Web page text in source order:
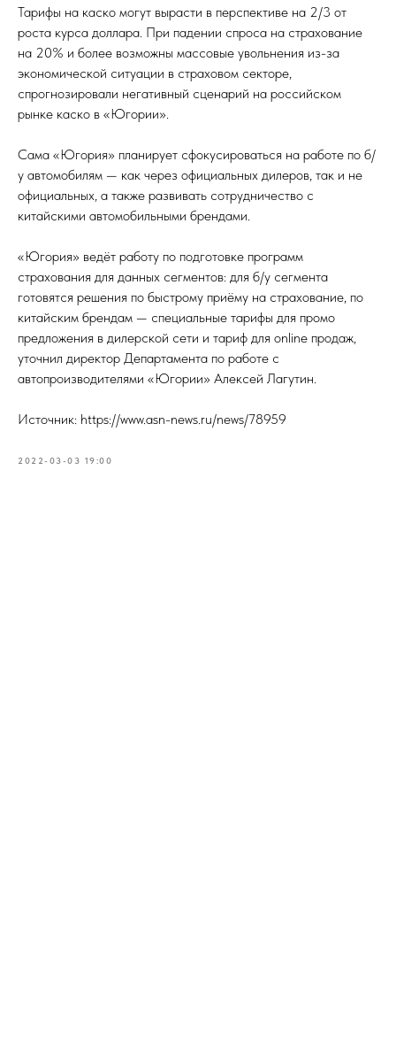
Тарифы на каско могут вырасти в перспективе на 2/3 от
роста курса доллара. При падении спроса на страхование
на 20% и более возможны массовые увольнения из-за
экономической ситуации в страховом секторе,
спрогнозировали негативный сценарий на российском
рынке каско в «Югории».
Сама «Югория» планирует сфокусироваться на работе по б/
у автомобилям — как через официальных дилеров, так и не
официальных, а также развивать сотрудничество с
китайскими автомобильными брендами.
«Югория» ведёт работу по подготовке программ
страхования для данных сегментов: для б/у сегмента
готовятся решения по быстрому приёму на страхование, по
китайским брендам — специальные тарифы для промо
предложения в дилерской сети и тариф для online продаж,
уточнил директор Департамента по работе с
автопроизводителями «Югории» Алексей Лагутин.
Источник: https://www.asn-news.ru/news/78959
2022-03-03 19:00